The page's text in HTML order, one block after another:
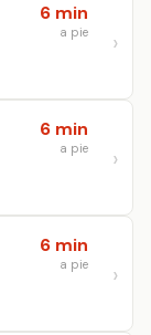
6 min
a pie
6 min
a pie
6 min
a pie